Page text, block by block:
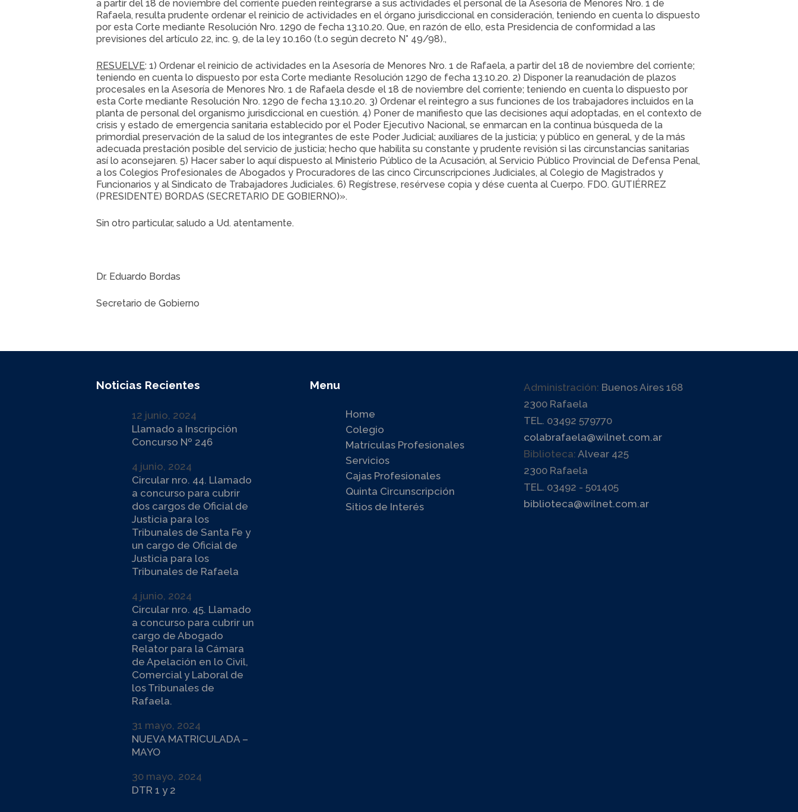
a partir del 18 de noviembre del corriente pueden reintegrarse a sus actividades el personal de la Asesoría de Menores Nro. 1 de
Rafaela, resulta prudente ordenar el reinicio de actividades en el órgano jurisdiccional en consideración, teniendo en cuenta lo dispuesto
por esta Corte mediante Resolución Nro. 1290 de fecha 13.10.20. Que, en razón de ello, esta Presidencia de conformidad a las
previsiones del artículo 22, inc. 9, de la ley 10.160 (t.o según decreto N° 49/98).,
RESUELVE: 1) Ordenar el reinicio de actividades en la Asesoría de Menores Nro. 1 de Rafaela, a partir del 18 de noviembre del corriente;
teniendo en cuenta lo dispuesto por esta Corte mediante Resolución 1290 de fecha 13.10.20. 2) Disponer la reanudación de plazos
procesales en la Asesoría de Menores Nro. 1 de Rafaela desde el 18 de noviembre del corriente; teniendo en cuenta lo dispuesto por
esta Corte mediante Resolución Nro. 1290 de fecha 13.10.20. 3) Ordenar el reintegro a sus funciones de los trabajadores incluidos en la
planta de personal del organismo jurisdiccional en cuestión. 4) Poner de manifiesto que las decisiones aquí adoptadas, en el contexto de
crisis y estado de emergencia sanitaria establecido por el Poder Ejecutivo Nacional, se enmarcan en la continua búsqueda de la
primordial preservación de la salud de los integrantes de este Poder Judicial; auxiliares de la justicia; y público en general, y de la más
adecuada prestación posible del servicio de justicia; hecho que habilita su constante y prudente revisión si las circunstancias sanitarias
así lo aconsejaren. 5) Hacer saber lo aquí dispuesto al Ministerio Público de la Acusación, al Servicio Público Provincial de Defensa Penal,
a los Colegios Profesionales de Abogados y Procuradores de las cinco Circunscripciones Judiciales, al Colegio de Magistrados y
Funcionarios y al Sindicato de Trabajadores Judiciales. 6) Regístrese, resérvese copia y dése cuenta al Cuerpo. FDO. GUTIÉRREZ
(PRESIDENTE) BORDAS (SECRETARIO DE GOBIERNO)».
Sin otro particular, saludo a Ud. atentamente.
Dr. Eduardo Bordas
Secretario de Gobierno
Noticias Recientes
12 junio, 2024
Llamado a Inscripción
Concurso Nº 246
4 junio, 2024
Circular nro. 44. Llamado
a concurso para cubrir
dos cargos de Oficial de
Justicia para los
Tribunales de Santa Fe y
un cargo de Oficial de
Justicia para los
Tribunales de Rafaela
4 junio, 2024
Circular nro. 45. Llamado
a concurso para cubrir un
cargo de Abogado
Relator para la Cámara
de Apelación en lo Civil,
Comercial y Laboral de
los Tribunales de
Rafaela.
31 mayo, 2024
NUEVA MATRICULADA –
MAYO
30 mayo, 2024
DTR 1 y 2
Menu
Home
Colegio
Matrículas Profesionales
Servicios
Cajas Profesionales
Quinta Circunscripción
Sitios de Interés
Administración: Buenos Aires 168
2300 Rafaela
TEL. 03492 579770
colabrafaela@wilnet.com.ar
Biblioteca: Alvear 425
2300 Rafaela
TEL. 03492 - 501405
biblioteca@wilnet.com.ar